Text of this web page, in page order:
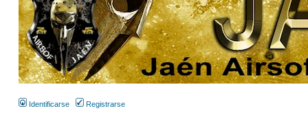
Identificarse Registrarse